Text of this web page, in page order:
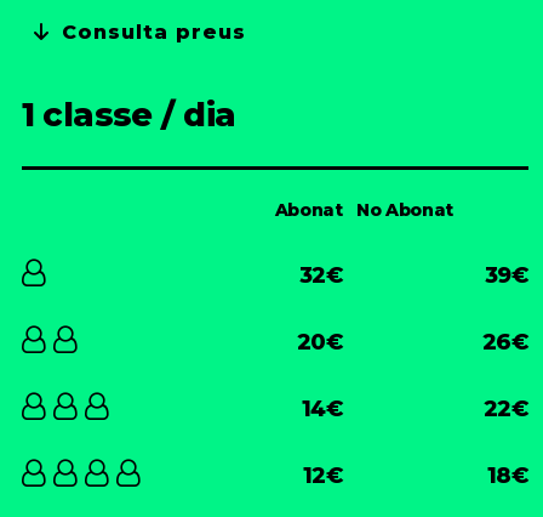
Consulta preus
1 classe / dia
Abonat No Abonat
32€ 39€
20€ 26€
14€ 22€
12€ 18€